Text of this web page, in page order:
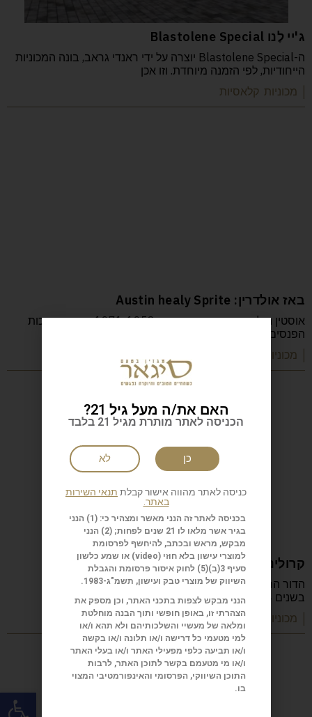
ג'יי לֶנו Blastolene Special
ה-Blastolene Special יוצרה על ידי ראנדי גראב, בונה המכוניות
הייחודיות, לפי הזמנה מיוחדת. וזו אכן
| מכוניות קלאסיות
באז אולדרין: Austin healy Sprite
אוסטין הילי ספרייט יוצרה בשנים 1971-1958, ומוכרת בזכות
הפנסים הבולטים בדור הראשון. המנוע בנפח 950
| מכוניות קלאסיות
קרולינה הררה: Mercedes SL
בשנים 1963-1954, ועד היום הוא
| מכוניות קלאסיות
האם את/ה מעל גיל 21?
הכניסה לאתר מותרת מגיל 21 בלבד
לא כן
כניסה לאתר מהווה אישור קבלת תנאי השירות
באתר.
בכניסה לאתר זה הנני מאשר ומצהיר כי: (1) הנני
בגיר אשר מלאו לו 21 שנים לפחות; (2) הנני
מבקש, מראש ובכתב, להיחשף לפרסומת
למוצרי עישון בלא חוזי (video) או שמע כלשון
סעיף 3(ב)(5) לחוק איסור פרסומת והגבלת
השיווק של מוצרי טבק ועישון, תשמ"ג-1983.
הנני מבקש לצפות בתכני האתר, וכן מספק את
הצהרתי זו, באופן חופשי ותוך הבנה מוחלטת
ומלאה של מעשיי והשלכותיהם ולא תהא ו/או
למי מטעמי כל דרישה ו/או תלונה ו/או בקשה
ו/או תביעה כלפי מפעילי האתר ו/או בעלי האתר
ו/או מי מטעמם בקשר לתוכן האתר, לרבות
התוכן השיווקי, הפרסומי והאינפורמטיבי המצוי
בו.